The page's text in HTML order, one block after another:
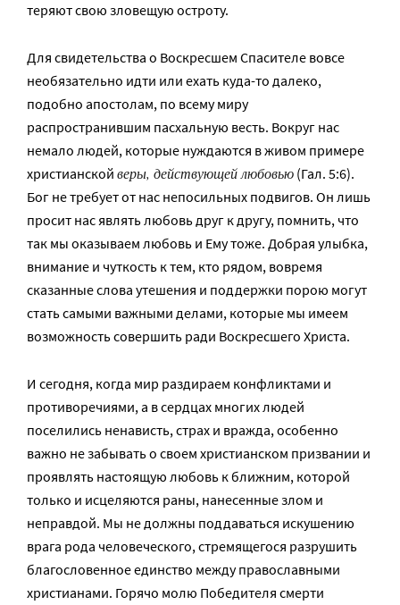
теряют свою зловещую остроту.
Для свидетельства о Воскресшем Спасителе вовсе
необязательно идти или ехать куда-то далеко,
подобно апостолам, по всему миру
распространившим пасхальную весть. Вокруг нас
немало людей, которые нуждаются в живом примере
христианской веры, действующей любовью (Гал. 5:6).
Бог не требует от нас непосильных подвигов. Он лишь
просит нас являть любовь друг к другу, помнить, что
так мы оказываем любовь и Ему тоже. Добрая улыбка,
внимание и чуткость к тем, кто рядом, вовремя
сказанные слова утешения и поддержки порою могут
стать самыми важными делами, которые мы имеем
возможность совершить ради Воскресшего Христа.
И сегодня, когда мир раздираем конфликтами и
противоречиями, а в сердцах многих людей
поселились ненависть, страх и вражда, особенно
важно не забывать о своем христианском призвании и
проявлять настоящую любовь к ближним, которой
только и исцеляются раны, нанесенные злом и
неправдой. Мы не должны поддаваться искушению
врага рода человеческого, стремящегося разрушить
благословенное единство между православными
христианами. Горячо молю Победителя смерти